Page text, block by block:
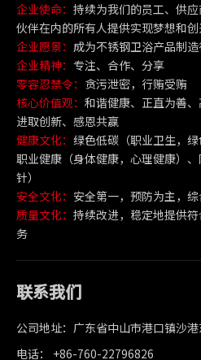
企业使命： 持续为我们的员工、供
伙伴在内的所有人提供实现梦想和
企业愿景： 成为不锈钢卫浴产品制
企业精神： 专注、合作、分享
零容忍禁令： 贪污泄密，行贿受贿
核心价值观： 和谐健康、正直为善、
进取创新、感恩共赢
健康文化： 绿色低碳（职业卫生，绿
职业健康（身体健康，心理健康）
针）
安全文化： 安全第一，预防为主，
质量文化： 持续改进，稳定地提供
务
联系我们
公司地址：广东省中山市港口镇沙
电话： +86-760-22796826